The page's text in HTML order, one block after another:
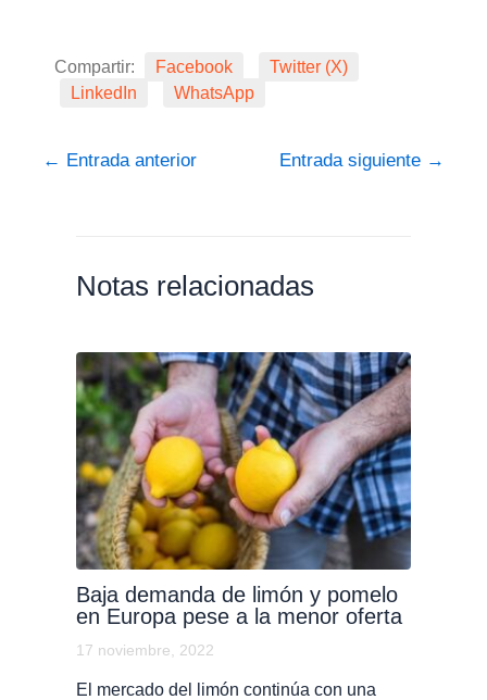
Compartir: Facebook
Twitter (X)
LinkedIn
WhatsApp
← Entrada anterior Entrada siguiente →
Notas relacionadas
Baja demanda de limón y pomelo
en Europa pese a la menor oferta
17 noviembre, 2022
El mercado del limón continúa con una